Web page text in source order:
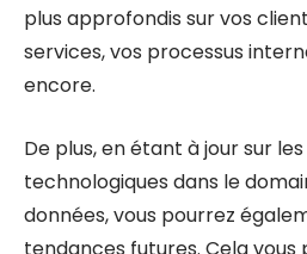
plus approfondis sur vos
services, vos processus
encore.
De plus, en étant à jour sur
technologiques dans le
données, vous pourrez